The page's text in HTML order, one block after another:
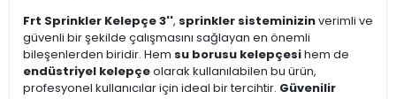
Frt Sprinkler Kelepçe 3'', sprinkler sisteminizinverimli ve
güvenli bir şekilde çalışmasını sağlayan en önemli
bileşenlerden biridir. Hem su borusu kelepçesihem de
endüstriyel kelepçeolarak kullanılabilen bu ürün,
profesyonel kullanıcılar için ideal bir tercihtir. Güvenilir